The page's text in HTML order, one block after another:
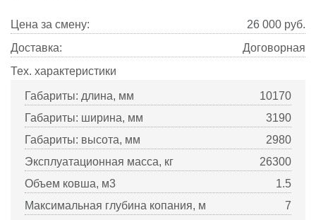
Цена за смену: 26 000 руб.
Доставка:
Договорная
Тех. характеристики
Габариты: длина, мм
10170
Габариты: ширина, мм
3190
Габариты: высота, мм
2980
Эксплуатационная масса, кг
26300
Объем ковша, м3
1.5
Максимальная глубина копания, м
7